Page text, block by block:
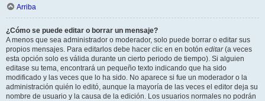
Arriba
¿Cómo se puede editar o borrar un mensaje?
A menos que sea administrador o moderador, solo puede borrar o editar sus
propios mensajes. Para editarlos debe hacer clic en en botón editar(a veces
esta opción solo es válida durante un cierto periodo de tiempo). Si alguien
editase su tema, encontrará un pequeño texto indicando que ha sido
modificado y las veces que lo ha sido. No aparece si fue un moderador o la
administración quién lo editó, aunque la mayoría de las veces el editor deja su
nombre de usuario y la causa de la edición. Los usuarios normales no podrán